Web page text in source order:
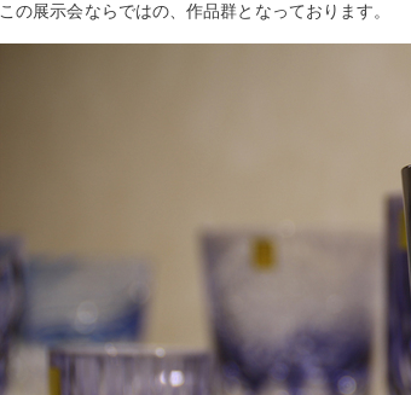
この展示会ならではの、作品群となっております。